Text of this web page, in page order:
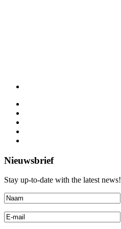
Nieuwsbrief
Stay up-to-date with the latest news!